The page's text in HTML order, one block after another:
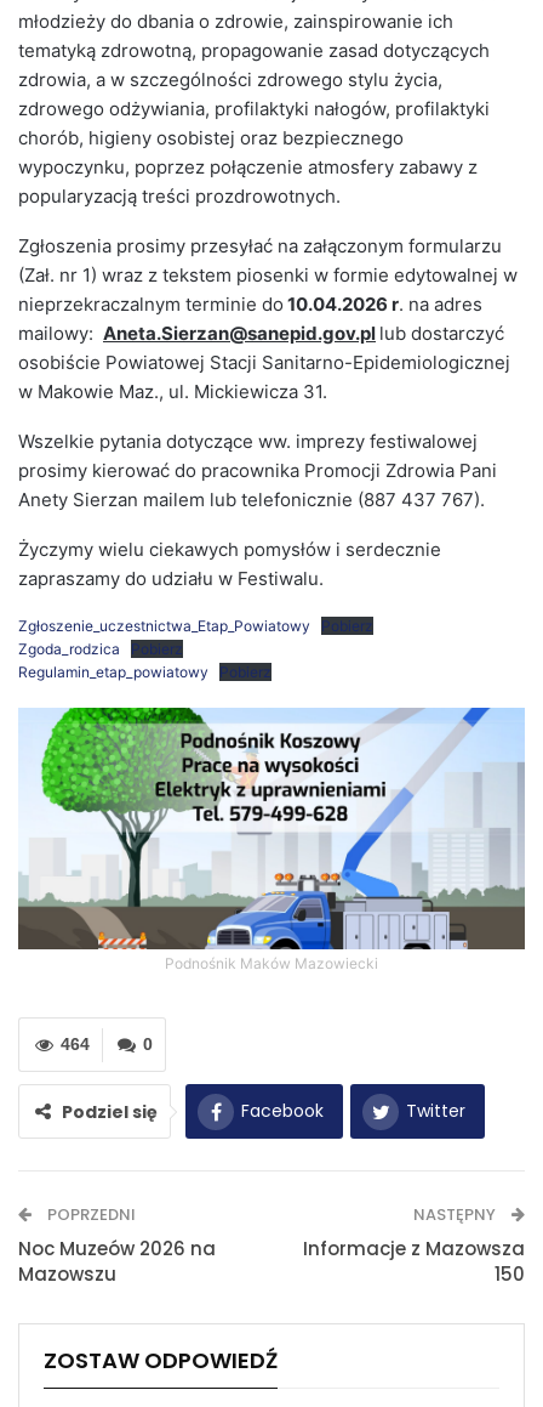
młodzieży do dbania o zdrowie, zainspirowanie ich
tematyką zdrowotną, propagowanie zasad dotyczących
zdrowia, a w szczególności zdrowego stylu życia,
zdrowego odżywiania, profilaktyki nałogów, profilaktyki
chorób, higieny osobistej oraz bezpiecznego
wypoczynku, poprzez połączenie atmosfery zabawy z
popularyzacją treści prozdrowotnych.
Zgłoszenia prosimy przesyłać na załączonym formularzu
(Zał. nr 1) wraz z tekstem piosenki w formie edytowalnej w
nieprzekraczalnym terminie do 10.04.2026 r. na adres
mailowy: Aneta.Sierzan@sanepid.gov.pl lub dostarczyć
osobiście Powiatowej Stacji Sanitarno-Epidemiologicznej
w Makowie Maz., ul. Mickiewicza 31.
Wszelkie pytania dotyczące ww. imprezy festiwalowej
prosimy kierować do pracownika Promocji Zdrowia Pani
Anety Sierzan mailem lub telefonicznie (887 437 767).
Życzymy wielu ciekawych pomysłów i serdecznie
zapraszamy do udziału w Festiwalu.
Zgłoszenie_uczestnictwa_Etap_Powiatowy
Pobierz
Zgoda_rodzica
Pobierz
Regulamin_etap_powiatowy
Pobierz
Podnośnik Maków Mazowiecki
0
464
Podziel się Facebook Twitter
Drukuj
POPRZEDNI
Noc Muzeów 2026 na
Mazowszu
NASTĘPNY
Informacje z Mazowsza
150
ZOSTAW ODPOWIEDŹ